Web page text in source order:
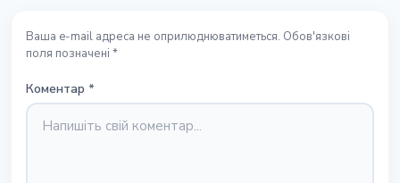
Ваша e-mail адреса не оприлюднюватиметься. Обов'язкові
поля позначені *
Коментар *